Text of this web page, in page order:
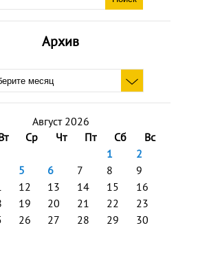
Архив
Август 2026
Ср Чт Пт Сб
Вс
1
2
5 6 7 8
9
12 13 14 15
16
19 20 21 22
23
26 27 28 29
30